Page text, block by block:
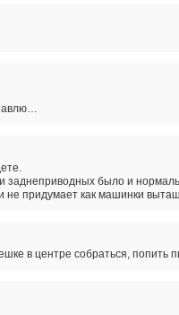
заднеприводных было и
не придумает как машинки
в центре собраться, попить